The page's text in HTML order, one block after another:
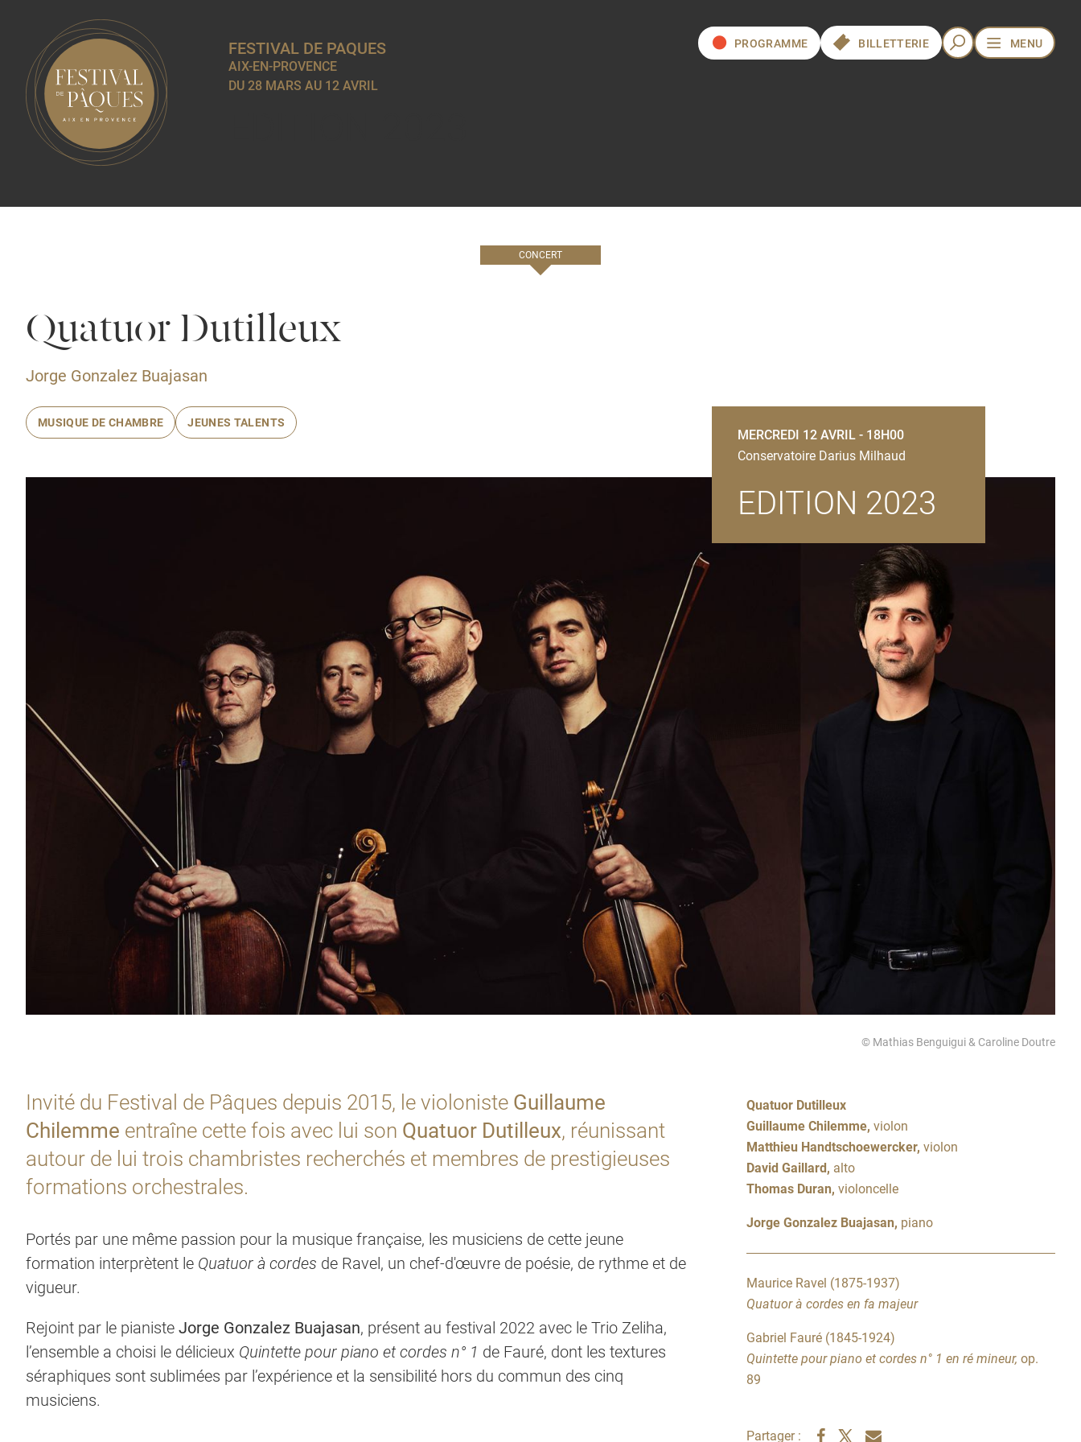
PROGRAMME BILLETTERIE MENU
FESTIVAL DE PAQUES
AIX-EN-PROVENCE
DU 28 MARS AU 12 AVRIL
CONCERT
Quatuor Dutilleux
Jorge Gonzalez Buajasan
MUSIQUE DE CHAMBRE JEUNES TALENTS
MERCREDI 12 AVRIL - 18H00
Conservatoire Darius Milhaud
EDITION 2023
© Mathias Benguigui & Caroline Doutre
Invité du Festival de Pâques depuis 2015, le violoniste Guillaume
Chilemme entraîne cette fois avec lui son Quatuor Dutilleux, réunissant
autour de lui trois chambristes recherchés et membres de prestigieuses
formations orchestrales.
Portés par une même passion pour la musique française, les musiciens de cette jeune
formation interprètent le Quatuor à cordes de Ravel, un chef-d'œuvre de poésie, de rythme et de
vigueur.
Rejoint par le pianiste Jorge Gonzalez Buajasan, présent au festival 2022 avec le Trio Zeliha,
l’ensemble a choisi le délicieux Quintette pour piano et cordes n° 1 de Fauré, dont les textures
séraphiques sont sublimées par l’expérience et la sensibilité hors du commun des cinq
musiciens.
Quatuor Dutilleux
Guillaume Chilemme, violon
Matthieu Handtschoewercker, violon
David Gaillard, alto
Thomas Duran, violoncelle
Jorge Gonzalez Buajasan, piano
Maurice Ravel (1875-1937)
Quatuor à cordes en fa majeur
Gabriel Fauré (1845-1924)
Quintette pour piano et cordes n° 1 en ré mineur, op.
89
Partager :